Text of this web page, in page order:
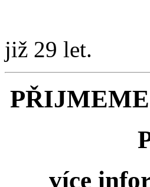
již 29 let.
více